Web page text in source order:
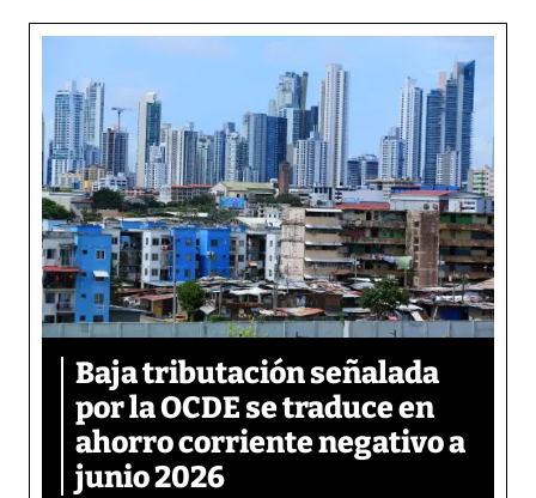
Baja tributación señalada
por la OCDE se traduce en
ahorro corriente negativo a
junio 2026